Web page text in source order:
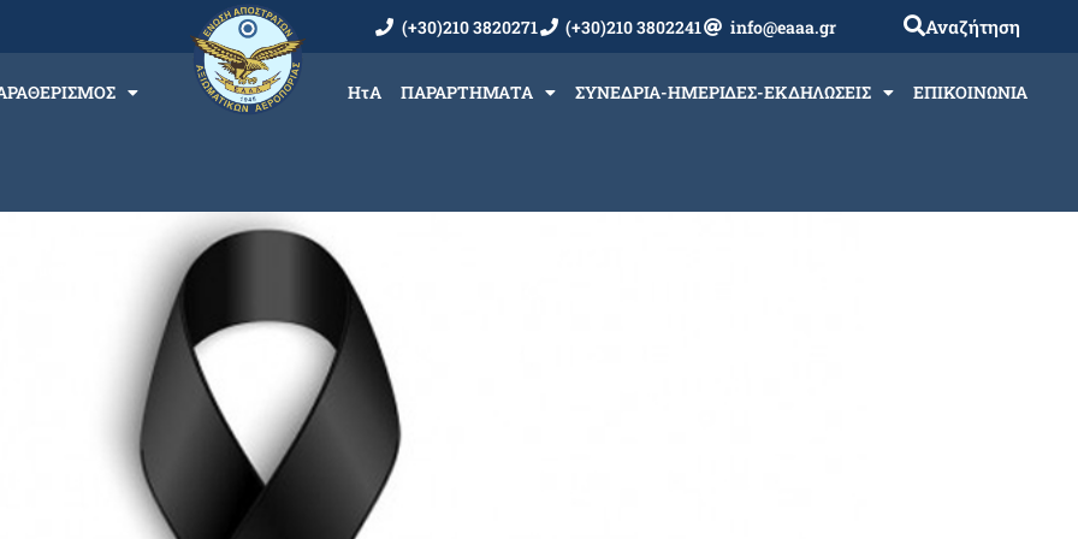
(+30)210 3820271 (+30)210 3802241 info@eaaa.gr Αναζήτηση
ΗτΑ ΠΑΡΑΡΤΗΜΑΤΑ ΣΥΝΕΔΡΙΑ-ΗΜΕΡΙΔΕΣ-ΕΚΔΗΛΩΣΕΙΣ ΕΠΙΚΟΙΝΩΝΙΑ